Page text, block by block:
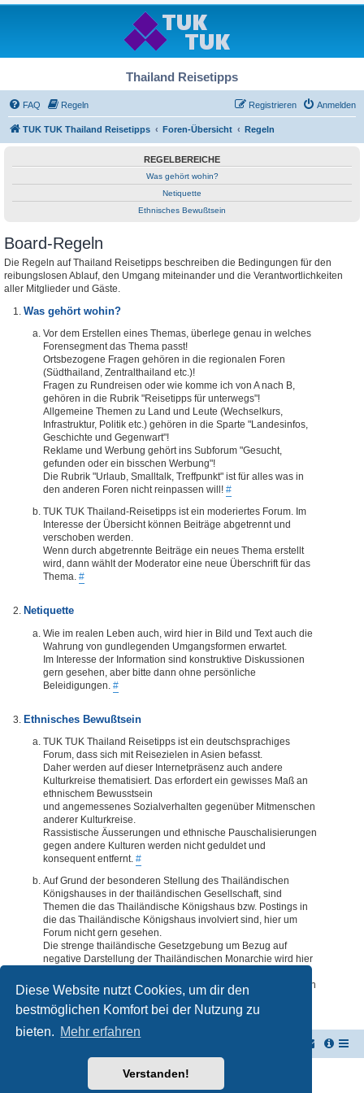
Diese Website nutzt Cookies, um dir den
bestmöglichen Komfort bei der Nutzung zu
bieten. Mehr erfahren
Verstanden!
Thailand Reisetipps
FAQ Regeln Anmelden
Registrieren
TUK TUK Thailand Reisetipps Foren-Übersicht Regeln
REGELBEREICHE
Was gehört wohin?
Netiquette
Ethnisches Bewußtsein
Board-Regeln
Die Regeln auf Thailand Reisetipps beschreiben die Bedingungen für den
reibungslosen Ablauf, den Umgang miteinander und die Verantwortlichkeiten
aller Mitglieder und Gäste.
Was gehört wohin?
Vor dem Erstellen eines Themas, überlege genau in welches
Forensegment das Thema passt!
Ortsbezogene Fragen gehören in die regionalen Foren
(Südthailand, Zentralthailand etc.)!
Fragen zu Rundreisen oder wie komme ich von A nach B,
gehören in die Rubrik "Reisetipps für unterwegs"!
Allgemeine Themen zu Land und Leute (Wechselkurs,
Infrastruktur, Politik etc.) gehören in die Sparte "Landesinfos,
Geschichte und Gegenwart"!
Reklame und Werbung gehört ins Subforum "Gesucht,
gefunden oder ein bisschen Werbung"!
Die Rubrik "Urlaub, Smalltalk, Treffpunkt" ist für alles was in
den anderen Foren nicht reinpassen will! #
TUK TUK Thailand-Reisetipps ist ein moderiertes Forum. Im
Interesse der Übersicht können Beiträge abgetrennt und
verschoben werden.
Wenn durch abgetrennte Beiträge ein neues Thema erstellt
wird, dann wählt der Moderator eine neue Überschrift für das
Thema. #
Netiquette
Wie im realen Leben auch, wird hier in Bild und Text auch die
Wahrung von gundlegenden Umgangsformen erwartet.
Im Interesse der Information sind konstruktive Diskussionen
gern gesehen, aber bitte dann ohne persönliche
Beleidigungen. #
Ethnisches Bewußtsein
TUK TUK Thailand Reisetipps ist ein deutschsprachiges
Forum, dass sich mit Reisezielen in Asien befasst.
Daher werden auf dieser Internetpräsenz auch andere
Kulturkreise thematisiert. Das erfordert ein gewisses Maß an
ethnischem Bewusstsein
und angemessenes Sozialverhalten gegenüber Mitmenschen
anderer Kulturkreise.
Rassistische Äusserungen und ethnische Pauschalisierungen
gegen andere Kulturen werden nicht geduldet und
konsequent entfernt. #
Auf Grund der besonderen Stellung des Thailändischen
Königshauses in der thailändischen Gesellschaft, sind
Themen die das Thailändische Königshaus bzw. Postings in
die das Thailändische Königshaus involviert sind, hier um
Forum nicht gern gesehen.
Die strenge thailändische Gesetzgebung um Bezug auf
negative Darstellung der Thailändischen Monarchie wird hier
deren Inhalte diesbezüglich auch nur ansatzweise bedenklich
erscheinen, kommentarlos entfernt. #
Powered byphpBB® Forum Software © phpBB Limited
Deutsche Übersetzung durchphpBB.de